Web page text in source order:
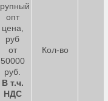
опт
цена,
руб
от
50000
руб.
В т.ч.
НДС
Кол-во